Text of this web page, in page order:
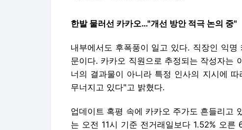
한발 물러선 카카오…"개선 방안 적극 논의 중"
내부에서도 후폭풍이 일고 있다. 직장인 익
문이다. 카카오 직원으로 추정되는 작성자는
너의 결과물이 아니라 특정 인사의 지시에
무너지고 있다"고 밝혔다.
업데이트 혹평 속에 카카오 주가도 흔들리고
는 오전 11시 기준 전거래일보다 1.52% 오